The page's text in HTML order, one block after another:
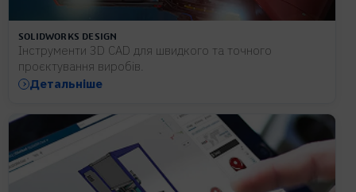
SOLIDWORKS DESIGN
Інструменти 3D CAD для швидкого та точного
проєктування виробів
Детальніше